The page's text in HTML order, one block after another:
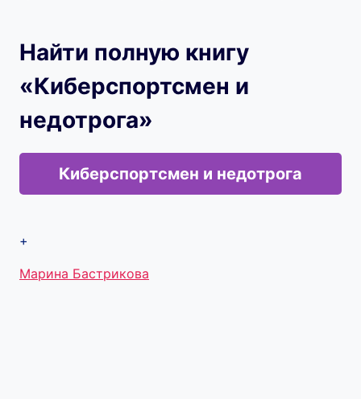
Найти полную книгу
«Киберспортсмен и
недотрога»
Киберспортсмен и недотрога
+
Метки
Марина Бастрикова